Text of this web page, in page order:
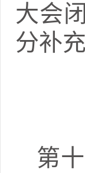
大会
分补
第